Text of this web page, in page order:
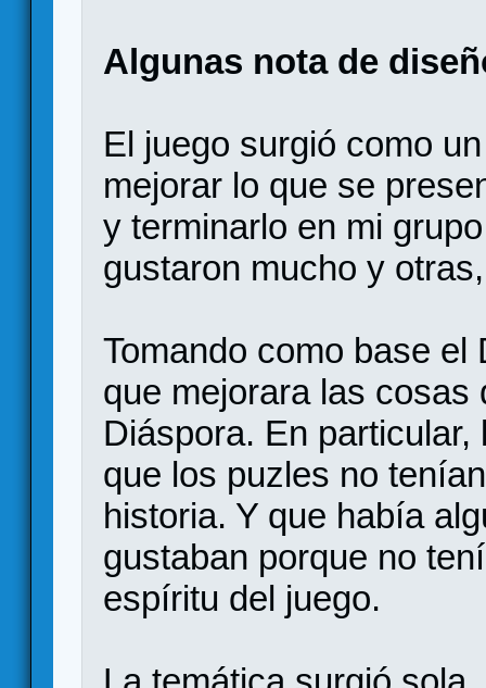
Algunas nota de
El juego surgió como
mejorar lo que se
y terminarlo en mi
gustaron mucho y
Tomando como base
que mejorara las cosas
Diáspora. En
que los puzles no
historia. Y que había
gustaban porque no
espíritu del juego.